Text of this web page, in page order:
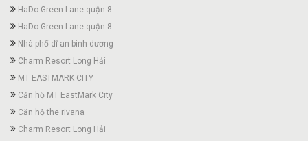
HaDo Green Lane quận 8
HaDo Green Lane quận 8
Nhà phố dĩ an bình dương
Charm Resort Long Hải
MT EASTMARK CITY
Căn hộ MT EastMark City
Căn hộ the rivana
Charm Resort Long Hải